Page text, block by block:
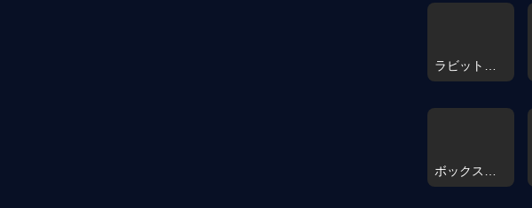
ラビットポータル
ボックスバッシュ